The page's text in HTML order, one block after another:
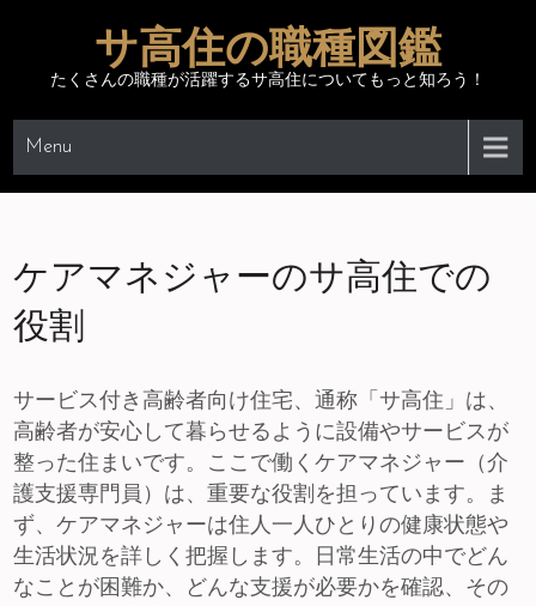
content
サ高住の職種図鑑
たくさんの職種が活躍するサ高住についてもっと知ろう！
Menu
ケアマネジャーのサ高住での
役割
サービス付き高齢者向け住宅、通称「サ高住」は、
高齢者が安心して暮らせるように設備やサービスが
整った住まいです。ここで働くケアマネジャー（介
護支援専門員）は、重要な役割を担っています。ま
ず、ケアマネジャーは住人一人ひとりの健康状態や
生活状況を詳しく把握します。日常生活の中でどん
なことが困難か、どんな支援が必要かを確認、その